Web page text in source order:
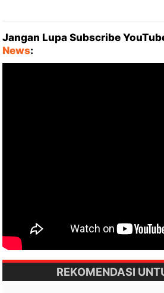
Jangan Lupa Subscribe
News:
REKOMENDASI